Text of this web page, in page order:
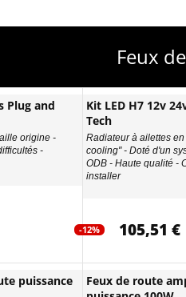
Feux
Plug and
origine -
-
Kit LED H7 12v
Tech
Radiateur à ailettes
cooling" - Doté d'un
ODB - Haute qualité -
installer
-12% 105,51 €
puissance
Feux de route